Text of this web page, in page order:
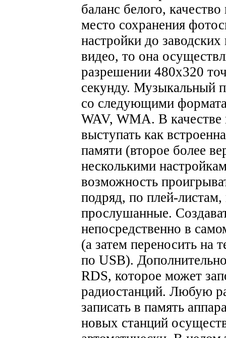
баланс белого,
место сохранения
настройки до
видео, то она
разрешении 480х320
секунду. Музыкальный
со следующими
WAV, WMA. В
выступать как
памяти (второе более
несколькими
возможность
подряд, по плей-
прослушанные.
непосредственно в
(а затем переносить на
по USB).
RDS, которое может
радиостанций. Любую
записать в память
новых станций